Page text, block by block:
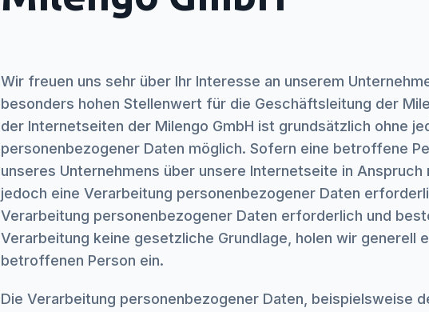
Wir freuen uns sehr über Ihr Interesse an unserem
besonders hohen Stellenwert für die Geschäftsleitung der
der Internetseiten der Milengo GmbH ist grundsätzlich ohne
personenbezogener Daten möglich. Sofern eine betroffene
unseres Unternehmens über unsere Internetseite in
jedoch eine Verarbeitung personenbezogener Daten
Verarbeitung personenbezogener Daten erforderlich und
Verarbeitung keine gesetzliche Grundlage, holen wir generell
betroffenen Person ein.
Die Verarbeitung personenbezogener Daten, beispielsweise